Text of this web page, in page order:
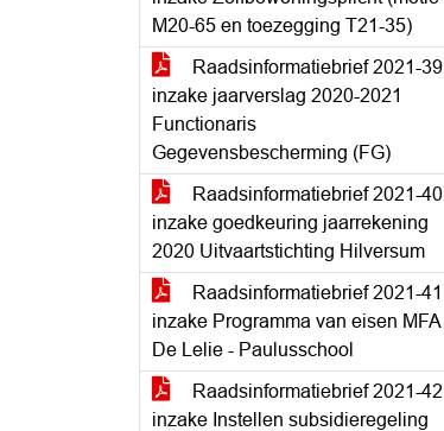
M20-65 en toezegging T21-35)
Raadsinformatiebrief 2021-39
inzake jaarverslag 2020-2021
Functionaris
Gegevensbescherming (FG)
Raadsinformatiebrief 2021-40
inzake goedkeuring jaarrekening
2020 Uitvaartstichting Hilversum
Raadsinformatiebrief 2021-41
inzake Programma van eisen MFA
De Lelie - Paulusschool
Raadsinformatiebrief 2021-42
inzake Instellen subsidieregeling